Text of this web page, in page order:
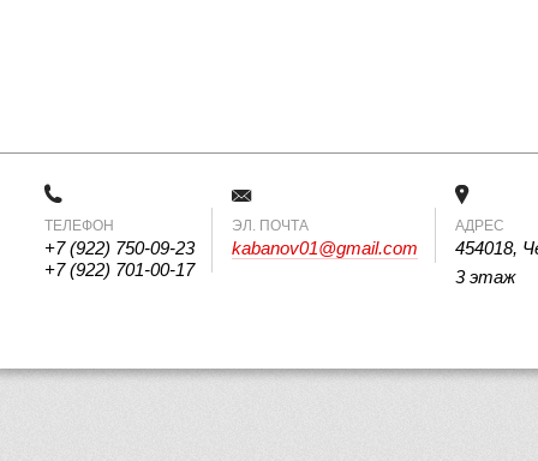
ТЕЛЕФОН
+7 (922) 750-09-23
+7 (922) 701-00-17
ЭЛ. ПОЧТА
kabanov01@gmail.com
АДРЕС
454018,
3 этаж